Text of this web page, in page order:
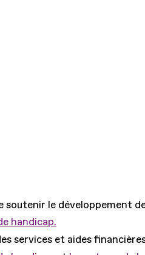
soutenir le développement
handicap.
services et aides